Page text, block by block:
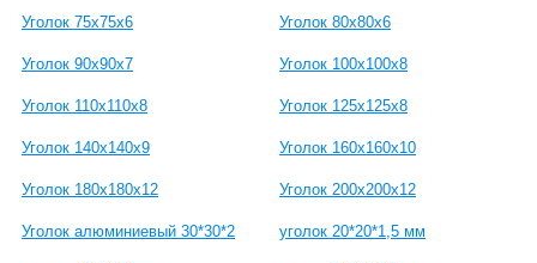
Уголок 75х75х6 Уголок 80х80х6
Уголок 90х90х7 Уголок 100х100х8
Уголок 110х110х8 Уголок 125х125х8
Уголок 140х140х9 Уголок 160х160х10
Уголок 180х180х12 Уголок 200х200х12
Уголок алюминиевый 30*30*2 уголок 20*20*1,5 мм